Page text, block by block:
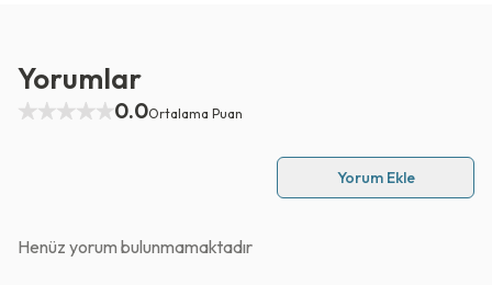
Yorumlar
0.0Ortalama Puan
Yorum Ekle
Henüz yorum bulunmamaktadır